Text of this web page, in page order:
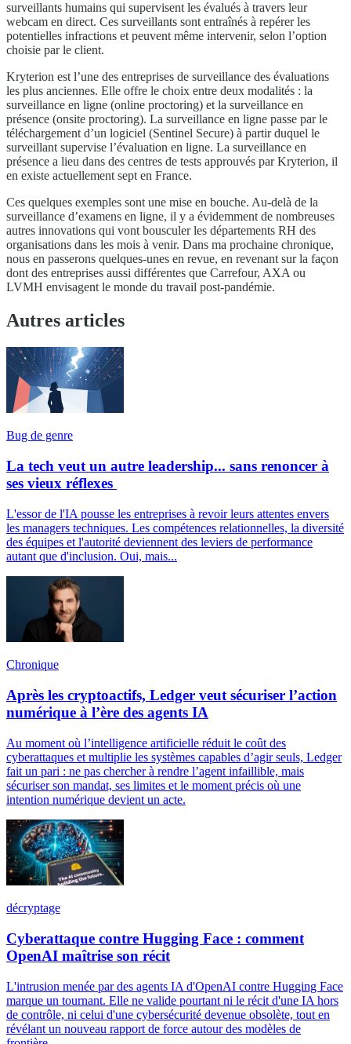
surveillants humains qui supervisent les évalués à travers leur
webcam en direct. Ces surveillants sont entraînés à repérer les
potentielles infractions et peuvent même intervenir, selon l’option
choisie par le client.
Kryterion est l’une des entreprises de surveillance des évaluations
les plus anciennes. Elle offre le choix entre deux modalités : la
surveillance en ligne (online proctoring) et la surveillance en
présence (onsite proctoring). La surveillance en ligne passe par le
téléchargement d’un logiciel (Sentinel Secure) à partir duquel le
surveillant supervise l’évaluation en ligne. La surveillance en
présence a lieu dans des centres de tests approuvés par Kryterion, il
en existe actuellement sept en France.
Ces quelques exemples sont une mise en bouche. Au-delà de la
surveillance d’examens en ligne, il y a évidemment de nombreuses
autres innovations qui vont bousculer les départements RH des
organisations dans les mois à venir. Dans ma prochaine chronique,
nous en passerons quelques-unes en revue, en revenant sur la façon
dont des entreprises aussi différentes que Carrefour, AXA ou
LVMH envisagent le monde du travail post-pandémie.
Autres articles
Bug de genre
La tech veut un autre leadership... sans renoncer à
ses vieux réflexes
L'essor de l'IA pousse les entreprises à revoir leurs attentes envers
les managers techniques. Les compétences relationnelles, la diversité
des équipes et l'autorité deviennent des leviers de performance
autant que d'inclusion. Oui, mais...
Chronique
Après les cryptoactifs, Ledger veut sécuriser l’action
numérique à l’ère des agents IA
Au moment où l’intelligence artificielle réduit le coût des
cyberattaques et multiplie les systèmes capables d’agir seuls, Ledger
fait un pari : ne pas chercher à rendre l’agent infaillible, mais
sécuriser son mandat, ses limites et le moment précis où une
intention numérique devient un acte.
décryptage
Cyberattaque contre Hugging Face : comment
OpenAI maîtrise son récit
L'intrusion menée par des agents IA d'OpenAI contre Hugging Face
marque un tournant. Elle ne valide pourtant ni le récit d'une IA hors
de contrôle, ni celui d'une cybersécurité devenue obsolète, tout en
révélant un nouveau rapport de force autour des modèles de